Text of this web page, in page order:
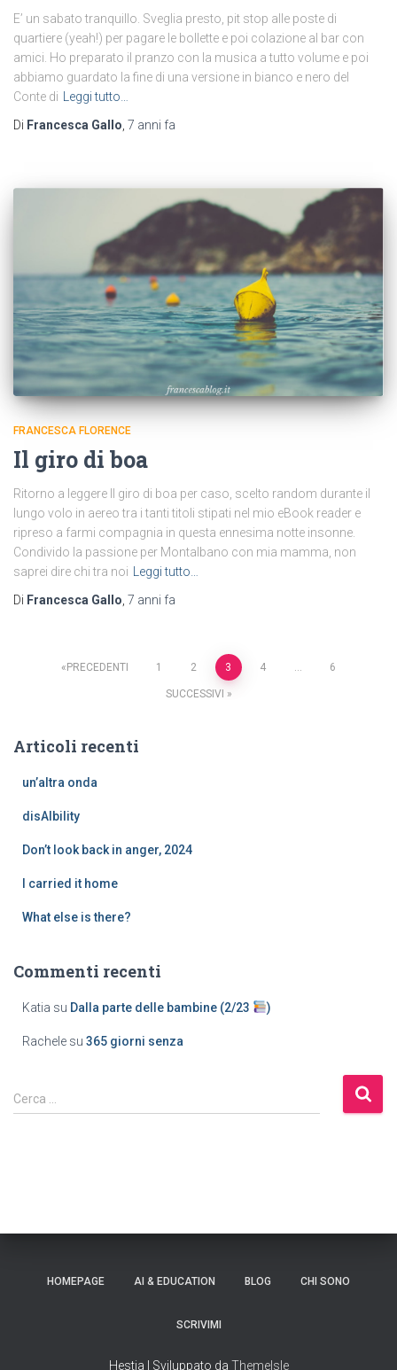
E’ un sabato tranquillo. Sveglia presto, pit stop alle poste di
quartiere (yeah!) per pagare le bollette e poi colazione al bar con
amici. Ho preparato il pranzo con la musica a tutto volume e poi
abbiamo guardato la fine di una versione in bianco e nero del
Conte di Leggi tutto…
Di Francesca Gallo 7 anni fa
FRANCESCA FLORENCE
Il giro di boa
Ritorno a leggere Il giro di boa per caso, scelto random durante il
lungo volo in aereo tra i tanti titoli stipati nel mio eBook reader e
ripreso a farmi compagnia in questa ennesima notte insonne.
Condivido la passione per Montalbano con mia mamma, non
saprei dire chi tra noi
Leggi tutto…
Di Francesca Gallo 7 anni fa
PRECEDENTI 1 2 3 4 6
SUCCESSIVI
Articoli recenti
un’altra onda
disAIbility
Don’t look back in anger, 2024
I carried it home
What else is there?
Commenti recenti
Katia su Dalla parte delle bambine (2/23 )
Rachele su 365 giorni senza
Cerca …
HOMEPAGE AI & EDUCATION BLOG CHI SONO
SCRIVIMI
Hestia | Sviluppato da ThemeIsle